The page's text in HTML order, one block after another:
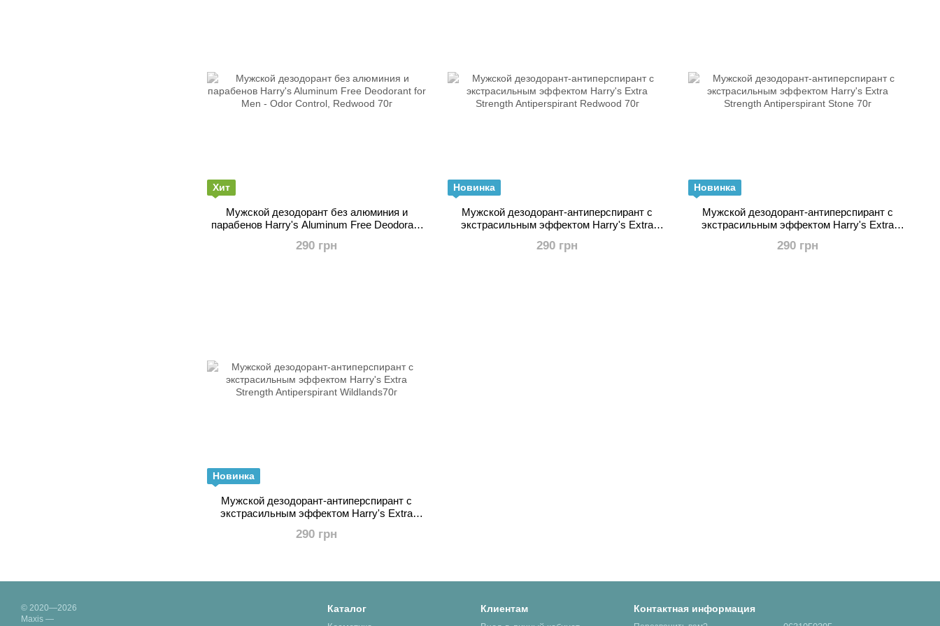
Хит
Мужской дезодорант без алюминия и
парабенов Harry's Aluminum Free Deodorant
290 грн
Новинка
Мужской дезодорант-антиперспирант с
экстрасильным эффектом Harry's Extra
290 грн
Новинка
Мужской дезодорант-антиперспирант с
экстрасильным эффектом Harry's Extra
290 грн
Новинка
Мужской дезодорант-антиперспирант с
экстрасильным эффектом Harry's Extra
290 грн
© 2020—2026
Maxis —
Каталог Клиентам Контактная информация